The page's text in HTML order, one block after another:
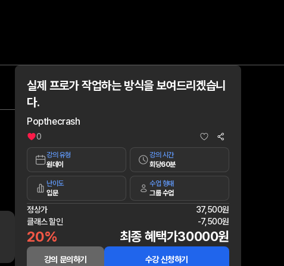
실제 프로가 작업하는 방식을 보여드리겠습니
다.
Popthecrash
0
강의 유형
원데이
강의 시간
회당60분
난이도
입문
수업 형태
그룹 수업
정상가
37,500원
클래스 할인
-7,500원
20% 최종 혜택가30000원
강의 문의하기 수강 신청하기